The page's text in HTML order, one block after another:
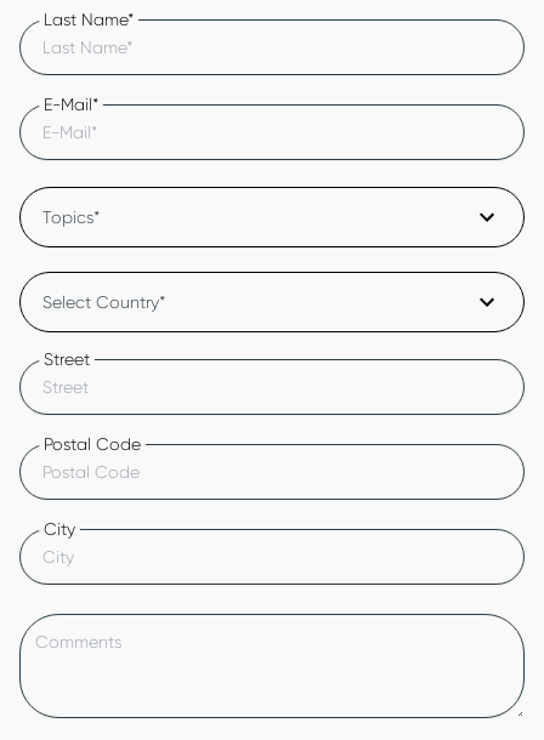
Last Name*
E-Mail*
Topics*
Select Country*
Street
Postal Code
City